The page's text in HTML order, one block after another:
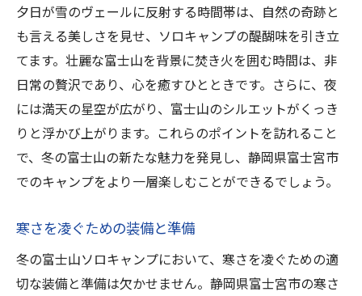
冬の夜空を楽しむための天体観測ガイド
富士山と共に過ごす星空の特別な時間
静寂の中で輝く星々と富士山のシルエット
日常を忘れ雄大な富士山に浸る静岡県富士宮市
のソロキャンプ
喧騒から離れてリラックスできるキャンプ
場
日常のストレスを解消する自然の力
富士山を眺めながら心をリセットする方法
非日常を体験する静岡県富士宮市の魅力
夕日が雪のヴェールに反射する時間帯は、自然の奇跡と
も言える美しさを見せ、ソロキャンプの醍醐味を引き立
てます。壮麗な富士山を背景に焚き火を囲む時間は、非
日常の贅沢であり、心を癒すひとときです。さらに、夜
には満天の星空が広がり、富士山のシルエットがくっき
りと浮かび上がります。これらのポイントを訪れること
で、冬の富士山の新たな魅力を発見し、静岡県富士宮市
でのキャンプをより一層楽しむことができるでしょう。
寒さを凌ぐための装備と準備
冬の富士山ソロキャンプにおいて、寒さを凌ぐための適
切な装備と準備は欠かせません。静岡県富士宮市の寒さ